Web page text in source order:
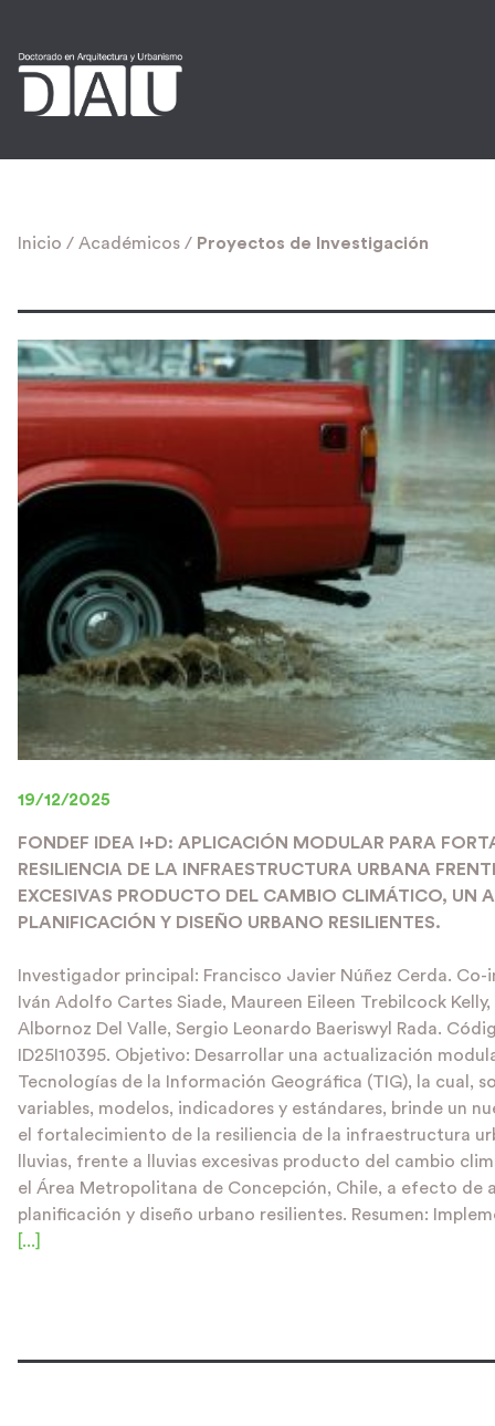
Inicio / Académicos / Proyectos de Investigación
19/12/2025
FONDEF IDEA I+D: APLICACIÓN MODULAR PARA
RESILIENCIA DE LA INFRAESTRUCTURA URBANA
EXCESIVAS PRODUCTO DEL CAMBIO CLIMÁTICO, UN
PLANIFICACIÓN Y DISEÑO URBANO RESILIENTES.
Investigador principal: Francisco Javier Núñez Cerda. Co-
Iván Adolfo Cartes Siade, Maureen Eileen Trebilcock
Albornoz Del Valle, Sergio Leonardo Baeriswyl Rada.
ID25I10395. Objetivo: Desarrollar una actualización
Tecnologías de la Información Geográfica (TIG), la cual,
variables, modelos, indicadores y estándares, brinde un
el fortalecimiento de la resiliencia de la infraestructura
lluvias, frente a lluvias excesivas producto del cambio
el Área Metropolitana de Concepción, Chile, a efecto de
planificación y diseño urbano resilientes. Resumen:
[...]